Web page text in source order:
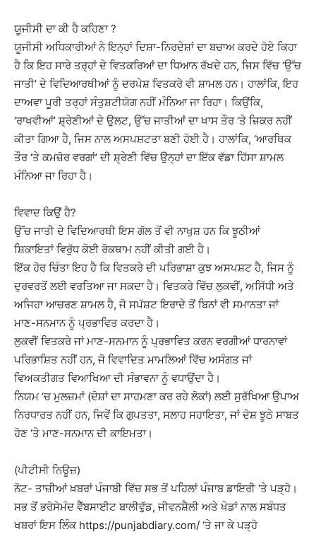
ਯੂਜੀਸੀ ਦਾ ਕੀ ਹੈ ਕਹਿਣਾ ?
ਯੂਜੀਸੀ ਅਧਿਕਾਰੀਆਂ ਨੇ ਇਨ੍ਹਾਂ ਦਿਸ਼ਾ-ਨਿਰਦੇਸ਼ਾਂ ਦਾ ਬਚਾਅ ਕਰਦੇ ਹੋਏ ਕਿਹਾ
ਹੈ ਕਿ ਇਹ ਸਾਰੇ ਤਰ੍ਹਾਂ ਦੇ ਵਿਤਕਰਿਆਂ ਦਾ ਧਿਆਨ ਰੱਖਦੇ ਹਨ, ਜਿਸ ਵਿੱਚ ‘ਉੱਚ
ਜਾਤੀ’ ਦੇ ਵਿਦਿਆਰਥੀਆਂ ਨੂੰ ਦਰਪੇਸ਼ ਵਿਤਕਰੇ ਵੀ ਸ਼ਾਮਲ ਹਨ। ਹਾਲਾਂਕਿ, ਇਹ
ਦਾਅਵਾ ਪੂਰੀ ਤਰ੍ਹਾਂ ਸੰਤੁਸ਼ਟੀਯੋਗ ਨਹੀਂ ਮੰਨਿਆ ਜਾ ਰਿਹਾ। ਕਿਉਂਕਿ,
‘ਰਾਖਵੀਆਂ’ ਸ਼੍ਰੇਣੀਆਂ ਦੇ ਉਲਟ, ਉੱਚ ਜਾਤੀਆਂ ਦਾ ਖਾਸ ਤੌਰ ‘ਤੇ ਜ਼ਿਕਰ ਨਹੀਂ
ਕੀਤਾ ਗਿਆ ਹੈ, ਜਿਸ ਨਾਲ ਅਸਪਸ਼ਟਤਾ ਬਣੀ ਹੋਈ ਹੈ। ਹਾਲਾਂਕਿ, ‘ਆਰਥਿਕ
ਤੌਰ ‘ਤੇ ਕਮਜ਼ੋਰ ਵਰਗਾਂ’ ਦੀ ਸ਼੍ਰੇਣੀ ਵਿੱਚ ਉਨ੍ਹਾਂ ਦਾ ਇੱਕ ਵੱਡਾ ਹਿੱਸਾ ਸ਼ਾਮਲ
ਮੰਨਿਆ ਜਾ ਰਿਹਾ ਹੈ।
ਵਿਵਾਦ ਕਿਉਂ ਹੈ?
ਉੱਚ ਜਾਤੀ ਦੇ ਵਿਦਿਆਰਥੀ ਇਸ ਗੱਲ ਤੋਂ ਵੀ ਨਾਖੁਸ਼ ਹਨ ਕਿ ਝੂਠੀਆਂ
ਸ਼ਿਕਾਇਤਾਂ ਵਿਰੁੱਧ ਕੋਈ ਰੋਕਥਾਮ ਨਹੀਂ ਕੀਤੀ ਗਈ ਹੈ।
ਇੱਕ ਹੋਰ ਚਿੰਤਾ ਇਹ ਹੈ ਕਿ ਵਿਤਕਰੇ ਦੀ ਪਰਿਭਾਸ਼ਾ ਕੁਝ ਅਸਪਸ਼ਟ ਹੈ, ਜਿਸ ਨੂੰ
ਦੁਰਵਰਤੋਂ ਲਈ ਵਰਤਿਆ ਜਾ ਸਕਦਾ ਹੈ। ਵਿਤਕਰੇ ਵਿੱਚ ਲੁਕਵੀਂ, ਅਸਿੱਧੀ ਅਤੇ
ਅਜਿਹਾ ਆਚਰਣ ਸ਼ਾਮਲ ਹੈ, ਜੋ ਸਪੱਸ਼ਟ ਇਰਾਦੇ ਤੋਂ ਬਿਨਾਂ ਵੀ ਸਮਾਨਤਾ ਜਾਂ
ਮਾਣ-ਸਨਮਾਨ ਨੂੰ ਪ੍ਰਭਾਵਿਤ ਕਰਦਾ ਹੈ।
ਲੁਕਵੀਂ ਵਿਤਕਰੇ ਜਾਂ ਮਾਣ-ਸਨਮਾਨ ਨੂੰ ਪ੍ਰਭਾਵਿਤ ਕਰਨ ਵਰਗੀਆਂ ਧਾਰਨਾਵਾਂ
ਪਰਿਭਾਸ਼ਿਤ ਨਹੀਂ ਹਨ, ਜੋ ਵਿਵਾਦਿਤ ਮਾਮਲਿਆਂ ਵਿੱਚ ਅਸੰਗਤ ਜਾਂ
ਵਿਅਕਤੀਗਤ ਵਿਆਖਿਆ ਦੀ ਸੰਭਾਵਨਾ ਨੂੰ ਵਧਾਉਂਦਾ ਹੈ।
ਨਿਯਮ ‘ਚ ਮੁਲਜ਼ਮਾਂ (ਦੋਸ਼ਾਂ ਦਾ ਸਾਹਮਣਾ ਕਰ ਰਹੇ ਲੋਕਾਂ) ਲਈ ਸੁਰੱਖਿਆ ਉਪਾਅ
ਨਿਰਧਾਰਤ ਨਹੀਂ ਹਨ, ਜਿਵੇਂ ਕਿ ਗੁਪਤਤਾ, ਸਲਾਹ ਸਹਾਇਤਾ, ਜਾਂ ਦੋਸ਼ ਝੂਠੇ ਸਾਬਤ
ਹੋਣ ‘ਤੇ ਮਾਣ-ਸਨਮਾਨ ਦੀ ਕਾਇਮਤਾ।
(ਪੀਟੀਸੀ ਨਿਊਜ਼)
ਨੋਟ- ਤਾਜ਼ੀਆਂ ਖ਼ਬਰਾਂ ਪੰਜਾਬੀ ਵਿੱਚ ਸਭ ਤੋਂ ਪਹਿਲਾਂ ਪੰਜਾਬ ਡਾਇਰੀ ‘ਤੇ ਪੜ੍ਹੋ।
ਸਭ ਤੋਂ ਭਰੋਸੇਮੰਦ ਵੈੱਬਸਾਈਟ ਬਾਲੀਵੁੱਡ, ਜੀਵਨਸ਼ੈਲੀ ਅਤੇ ਖੇਡਾਂ ਨਾਲ ਸਬੰਧਤ
ਖਬਰਾਂ ਇਸ ਲਿੰਕ https://punjabdiary.com/ ‘ਤੇ ਜਾ ਕੇ ਪੜ੍ਹੋ